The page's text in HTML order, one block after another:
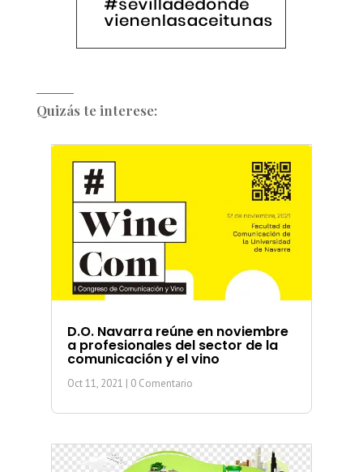
Quizás te interese:
D.O. Navarra reúne en noviembre
a profesionales del sector de la
comunicación y el vino
Oct 11, 2021 | 0 Comentario